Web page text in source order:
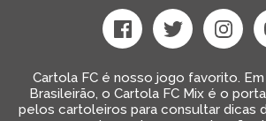
Cartola FC é nosso jogo favorito.
Brasileirão, o Cartola FC Mix é o
pelos cartoleiros para consultar dicas